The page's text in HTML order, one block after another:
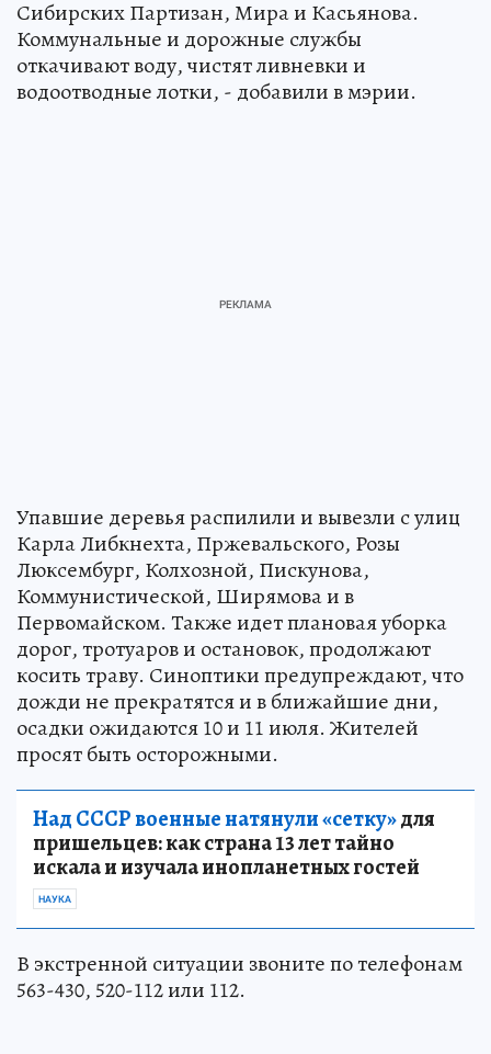
Сибирских Партизан, Мира и Касьянова.
Коммунальные и дорожные службы
откачивают воду, чистят ливневки и
водоотводные лотки, - добавили в мэрии.
Упавшие деревья распилили и вывезли с улиц
Карла Либкнехта, Пржевальского, Розы
Люксембург, Колхозной, Пискунова,
Коммунистической, Ширямова и в
Первомайском. Также идет плановая уборка
дорог, тротуаров и остановок, продолжают
косить траву. Синоптики предупреждают, что
дожди не прекратятся и в ближайшие дни,
осадки ожидаются 10 и 11 июля. Жителей
просят быть осторожными.
Над СССР военные натянули «сетку»для
пришельцев: как страна 13 лет тайно
искала и изучала инопланетных гостей
НАУКА
В экстренной ситуации звоните по телефонам
563-430, 520-112 или 112.